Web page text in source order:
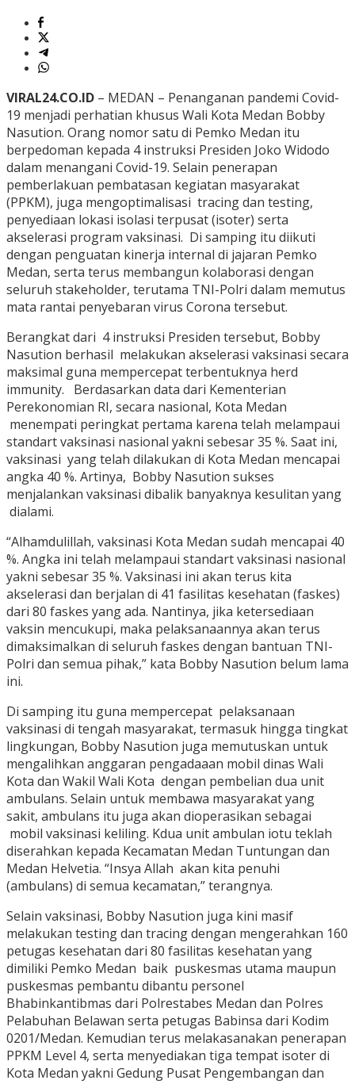
VIRAL24.CO.ID – MEDAN – Penanganan pandemi Covid-
19 menjadi perhatian khusus Wali Kota Medan Bobby
Nasution. Orang nomor satu di Pemko Medan itu
berpedoman kepada 4 instruksi Presiden Joko Widodo
dalam menangani Covid-19. Selain penerapan
pemberlakuan pembatasan kegiatan masyarakat
(PPKM), juga mengoptimalisasi tracing dan testing,
penyediaan lokasi isolasi terpusat (isoter) serta
akselerasi program vaksinasi. Di samping itu diikuti
dengan penguatan kinerja internal di jajaran Pemko
Medan, serta terus membangun kolaborasi dengan
seluruh stakeholder, terutama TNI-Polri dalam memutus
mata rantai penyebaran virus Corona tersebut.
Berangkat dari 4 instruksi Presiden tersebut, Bobby
Nasution berhasil melakukan akselerasi vaksinasi secara
maksimal guna mempercepat terbentuknya herd
immunity. Berdasarkan data dari Kementerian
Perekonomian RI, secara nasional, Kota Medan
menempati peringkat pertama karena telah melampaui
standart vaksinasi nasional yakni sebesar 35 %. Saat ini,
vaksinasi yang telah dilakukan di Kota Medan mencapai
angka 40 %. Artinya, Bobby Nasution sukses
menjalankan vaksinasi dibalik banyaknya kesulitan yang
dialami.
“Alhamdulillah, vaksinasi Kota Medan sudah mencapai 40
%. Angka ini telah melampaui standart vaksinasi nasional
yakni sebesar 35 %. Vaksinasi ini akan terus kita
akselerasi dan berjalan di 41 fasilitas kesehatan (faskes)
dari 80 faskes yang ada. Nantinya, jika ketersediaan
vaksin mencukupi, maka pelaksanaannya akan terus
dimaksimalkan di seluruh faskes dengan bantuan TNI-
Polri dan semua pihak,” kata Bobby Nasution belum lama
ini.
Di samping itu guna mempercepat pelaksanaan
vaksinasi di tengah masyarakat, termasuk hingga tingkat
lingkungan, Bobby Nasution juga memutuskan untuk
mengalihkan anggaran pengadaaan mobil dinas Wali
Kota dan Wakil Wali Kota dengan pembelian dua unit
ambulans. Selain untuk membawa masyarakat yang
sakit, ambulans itu juga akan dioperasikan sebagai
mobil vaksinasi keliling. Kdua unit ambulan iotu teklah
diserahkan kepada Kecamatan Medan Tuntungan dan
Medan Helvetia. “Insya Allah akan kita penuhi
(ambulans) di semua kecamatan,” terangnya.
Selain vaksinasi, Bobby Nasution juga kini masif
melakukan testing dan tracing dengan mengerahkan 160
petugas kesehatan dari 80 fasilitas kesehatan yang
dimiliki Pemko Medan baik puskesmas utama maupun
puskesmas pembantu dibantu personel
Bhabinkantibmas dari Polrestabes Medan dan Polres
Pelabuhan Belawan serta petugas Babinsa dari Kodim
0201/Medan. Kemudian terus melakasanakan penerapan
PPKM Level 4, serta menyediakan tiga tempat isoter di
Kota Medan yakni Gedung Pusat Pengembangan dan